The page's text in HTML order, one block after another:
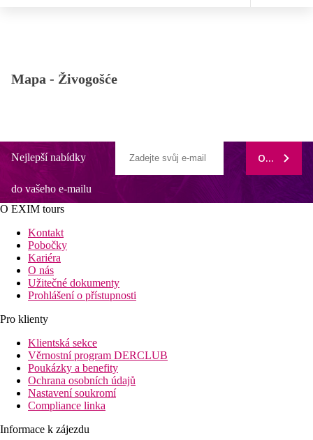
Mapa - Živogošće
Nejlepší nabídky
do vašeho e-mailu
ODEBÍRAT
O EXIM tours
Kontakt
Pobočky
Kariéra
O nás
Užitečné dokumenty
Prohlášení o přístupnosti
Pro klienty
Klientská sekce
Věrnostní program DERCLUB
Poukázky a benefity
Ochrana osobních údajů
Nastavení soukromí
Compliance linka
Informace k zájezdu